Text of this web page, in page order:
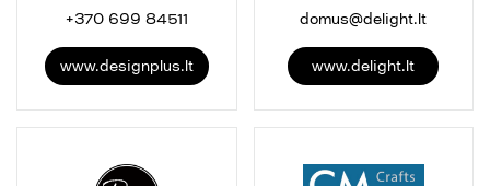
+370 699 84511
www.designplus.lt
domus@delight.lt
www.delight.lt